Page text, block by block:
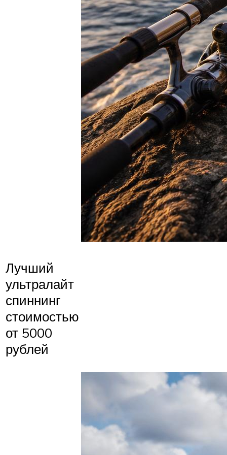
Лучший
ультралайт
спиннинг
стоимостью
от 5000
рублей